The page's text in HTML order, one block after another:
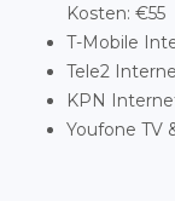
Kosten: €55
T-Mobile
Tele2
KPN
Youfone TV